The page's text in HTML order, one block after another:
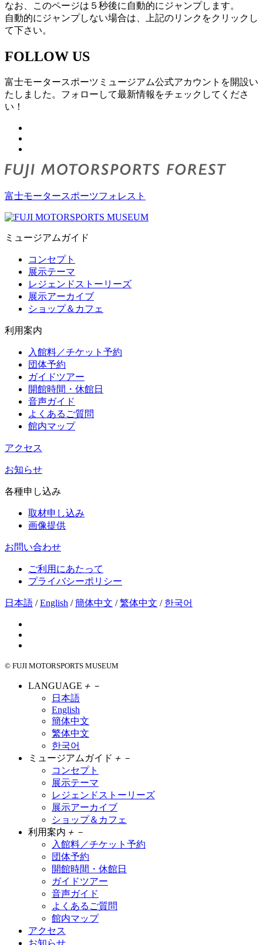
なお、このページは５秒後に自動的にジャンプします。
自動的にジャンプしない場合は、上記のリンクをクリックし
て下さい。
FOLLOW US
富士モータースポーツミュージアム公式アカウントを開設い
たしました。フォローして最新情報をチェックしてくださ
い！
富士モータースポーツフォレスト
ミュージアムガイド
コンセプト
展示テーマ
レジェンドストーリーズ
展示アーカイブ
ショップ＆カフェ
利用案内
入館料／チケット予約
団体予約
ガイドツアー
開館時間・休館日
音声ガイド
よくあるご質問
館内マップ
アクセス
お知らせ
各種申し込み
取材申し込み
画像提供
お問い合わせ
ご利用にあたって
プライバシーポリシー
日本語 /English /簡体中文 /繁体中文 / 한국어
© FUJI MOTORSPORTS MUSEUM
LANGUAGE ＋ －
日本語
English
簡体中文
繁体中文
한국어
ミュージアムガイド ＋ －
コンセプト
展示テーマ
レジェンドストーリーズ
展示アーカイブ
ショップ＆カフェ
利用案内 ＋ －
入館料／チケット予約
団体予約
開館時間・休館日
ガイドツアー
音声ガイド
よくあるご質問
館内マップ
アクセス